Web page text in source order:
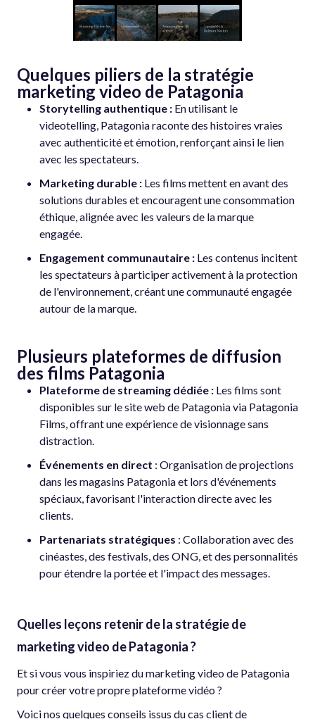
Quelques piliers de la stratégie
marketing video de Patagonia
Storytelling authentique : En utilisant le
videotelling, Patagonia raconte des histoires vraies
avec authenticité et émotion, renforçant ainsi le lien
avec les spectateurs.
Marketing durable : Les films mettent en avant des
solutions durables et encouragent une consommation
éthique, alignée avec les valeurs de la marque
engagée.
Engagement communautaire : Les contenus incitent
les spectateurs à participer activement à la protection
de l'environnement, créant une communauté engagée
autour de la marque.
Plusieurs plateformes de diffusion
des films Patagonia
Plateforme de streaming dédiée : Les films sont
disponibles sur le site web de Patagonia via Patagonia
Films, offrant une expérience de visionnage sans
distraction.
Événements en direct : Organisation de projections
dans les magasins Patagonia et lors d'événements
spéciaux, favorisant l'interaction directe avec les
clients.
Partenariats stratégiques : Collaboration avec des
cinéastes, des festivals, des ONG, et des personnalités
pour étendre la portée et l'impact des messages.
Quelles leçons retenir de la stratégie de
marketing video de Patagonia ?
Et si vous vous inspiriez du marketing video de Patagonia
pour créer votre propre plateforme vidéo ?
Voici nos quelques conseils issus du cas client de